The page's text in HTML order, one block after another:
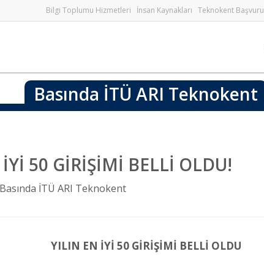
Bilgi Toplumu Hizmetleri İnsan Kaynakları Teknokent Başvuru
Basında İTÜ ARI Teknokent
50 GİRİŞİMİ BELLİ OLDU!
Basında İTÜ ARI Teknokent
YILIN EN İYİ 50 GİRİŞİMİ BELLİ OLDU